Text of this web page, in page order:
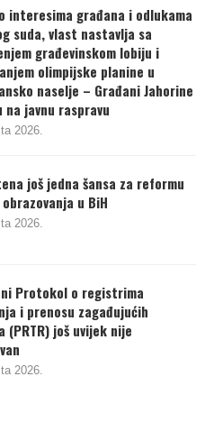
interesima građana i odlukama
suda, vlast nastavlja sa
građevinskom lobiju i
olimpijske planine u
naselje – Građani Jahorine
na javnu raspravu
2026.
još jedna šansa za reformu
u BiH
2026.
Protokol o registrima
i prenosu zagađujućih
(PRTR) još uvijek nije
2026.